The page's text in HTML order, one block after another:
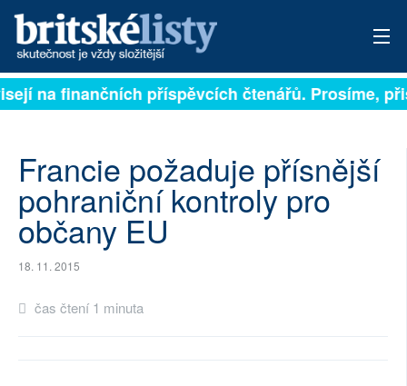
PŘIHLÁSIT
ARCHIV
ROZHOVORY
TÉMATA
NEJČTENĚJŠÍ ZA 7 DNÍ
na finančních příspěvcích čtenářů. Prosíme,
Francie požaduje přísnější
pohraniční kontroly pro
občany EU
18. 11. 2015
čas čtení 1 minuta